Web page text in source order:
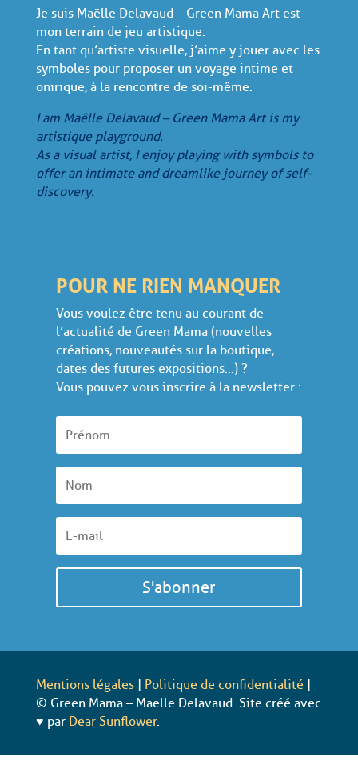
Je suis Maëlle Delavaud – Green Mama Art est
mon terrain de jeu artistique.
En tant qu’artiste visuelle, j’aime y jouer avec les
symboles pour proposer un voyage intime et
onirique, à la rencontre de soi-même.
I am Maëlle Delavaud – Green Mama Art is my
artistique playground.
As a visual artist, I enjoy playing with symbols to
offer an intimate and dreamlike journey of self-
discovery.
POUR NE RIEN MANQUER
Vous voulez être tenu au courant de
l’actualité de Green Mama (nouvelles
créations, nouveautés sur la boutique,
dates des futures expositions…) ?
Vous pouvez vous inscrire à la newsletter :
S'abonner
Mentions légales| Politique de confidentialité
© Green Mama – Maëlle Delavaud. Site créé avec
♥ par Dear Sunflower.